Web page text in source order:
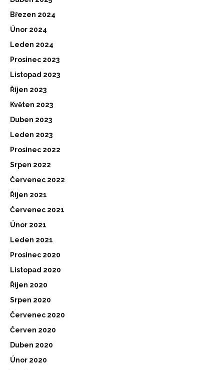
Březen 2024
Únor 2024
Leden 2024
Prosinec 2023
Listopad 2023
Říjen 2023
Květen 2023
Duben 2023
Leden 2023
Prosinec 2022
Srpen 2022
Červenec 2022
Říjen 2021
Červenec 2021
Únor 2021
Leden 2021
Prosinec 2020
Listopad 2020
Říjen 2020
Srpen 2020
Červenec 2020
Červen 2020
Duben 2020
Únor 2020